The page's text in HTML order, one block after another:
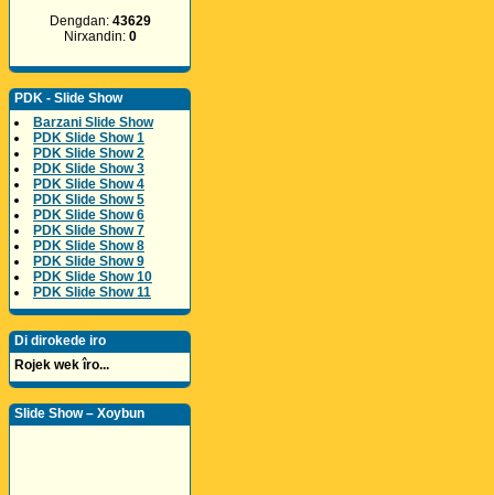
Dengdan: 43629
Nirxandin: 0
PDK - Slide Show
Barzani Slide Show
PDK Slide Show 1
PDK Slide Show 2
PDK Slide Show 3
PDK Slide Show 4
PDK Slide Show 5
PDK Slide Show 6
PDK Slide Show 7
PDK Slide Show 8
PDK Slide Show 9
PDK Slide Show 10
PDK Slide Show 11
Di dirokede iro
Rojek wek îro...
Slide Show – Xoybun